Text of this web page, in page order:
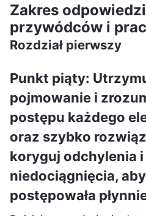
Zakres
przywódców i
Rozdział pierwszy
Punkt piąty:
pojmowanie i
postępu każdego
oraz szybko
koryguj odchylenia
niedociągnięcia,
postępowała